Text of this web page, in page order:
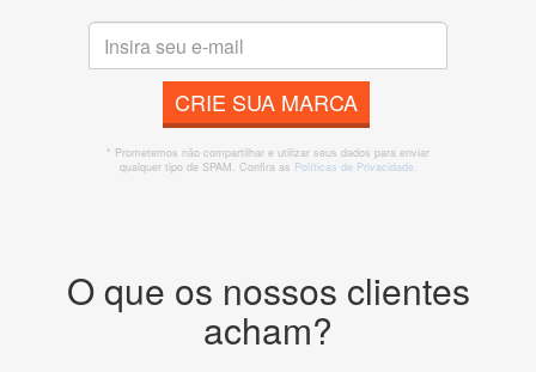
CRIE SUA MARCA
* Prometemos não compartilhar e utilizar seus dados para enviar
qualquer tipo de SPAM. Confira as Políticas de Privacidade.
O que os nossos clientes
acham?